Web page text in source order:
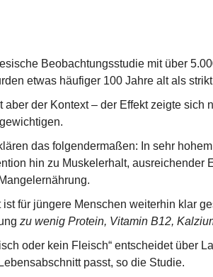
Beobachtungsstudie mit über
etwas häufiger 100 Jahre alt als
aber der Kontext – der Effekt zeigte sich
das folgendermaßen: In sehr
hin zu Muskelerhalt, ausreichender
für jüngere Menschen weiterhin klar
zu wenig Protein, Vitamin B12,
oder kein Fleisch“ entscheidet über
passt, so die Studie.